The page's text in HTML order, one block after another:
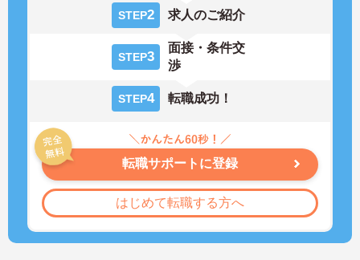
STEP2 求人のご紹介
STEP3
面接・条件交
渉
STEP4 転職成功！
転職サポートに登録
はじめて転職する方へ